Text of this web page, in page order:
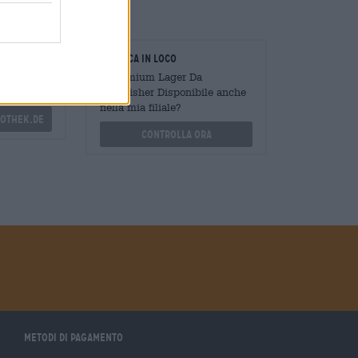
Verifica in loco
È Premium Lager Da
Kingfisher Disponibile anche
nella mia filiale?
Controlla ora
Metodi di pagamento